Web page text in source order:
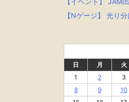
【Nゲージ】 光り
日
月 火
1
2 3
8
9 10